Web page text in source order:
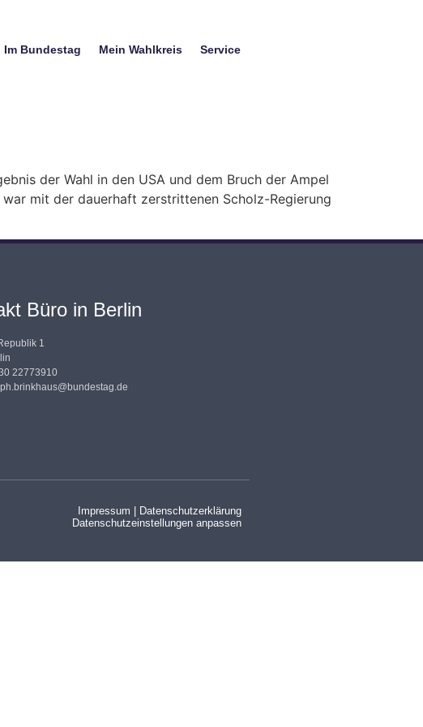
Im Bundestag Mein Wahlkreis Service
der Wahl in den USA und dem Bruch der Ampel
mit der dauerhaft zerstrittenen Scholz-Regierung
Büro in Berlin
1
22773910
Impressum | Datenschutzerklärung
Datenschutzeinstellungen anpassen